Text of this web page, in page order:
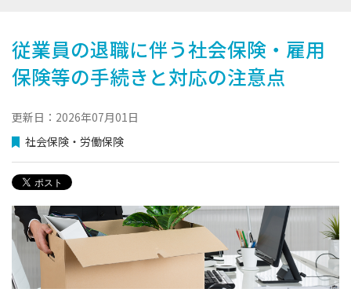
従業員の退職に伴う社会保険・雇用
保険等の手続きと対応の注意点
更新日：2026年07月01日
社会保険・労働保険